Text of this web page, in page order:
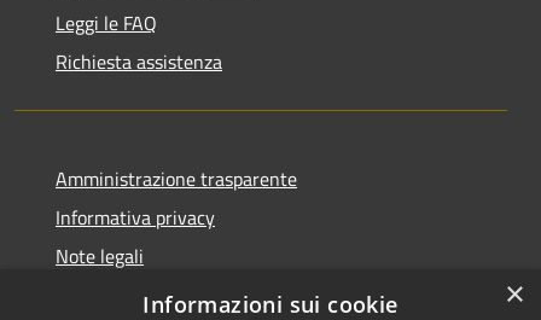
Leggi le FAQ
Richiesta assistenza
Amministrazione trasparente
Informativa privacy
Note legali
Dichiarazione di accessibilità
×
Informazioni sui cookie